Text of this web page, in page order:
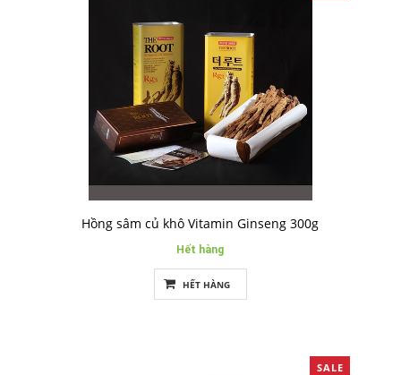
Hồng sâm củ khô Vitamin Ginseng 300g
Hết hàng
HẾT HÀNG
SALE